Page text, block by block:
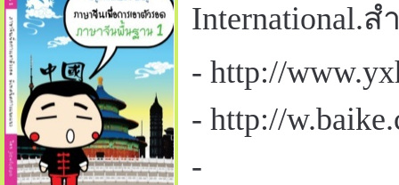
International.
- http://
- http://
-